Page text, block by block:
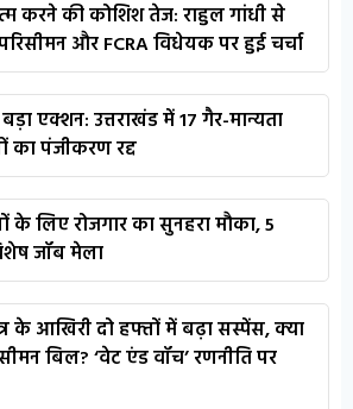
करने की कोशिश तेज: राहुल गांधी से
और FCRA विधेयक पर हुई चर्चा
एक्शन: उत्तराखंड में 17 गैर-मान्यता
का पंजीकरण रद्द
के लिए रोजगार का सुनहरा मौका, 5
जॉब मेला
के आखिरी दो हफ्तों में बढ़ा सस्पेंस, क्या
बिल? ‘वेट एंड वॉच’ रणनीति पर